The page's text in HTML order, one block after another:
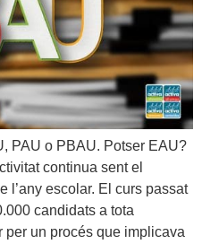
PAU o PBAU. Potser EAU?
continua sent el
l’any escolar. El curs passat
candidats a tota
per un procés que implicava